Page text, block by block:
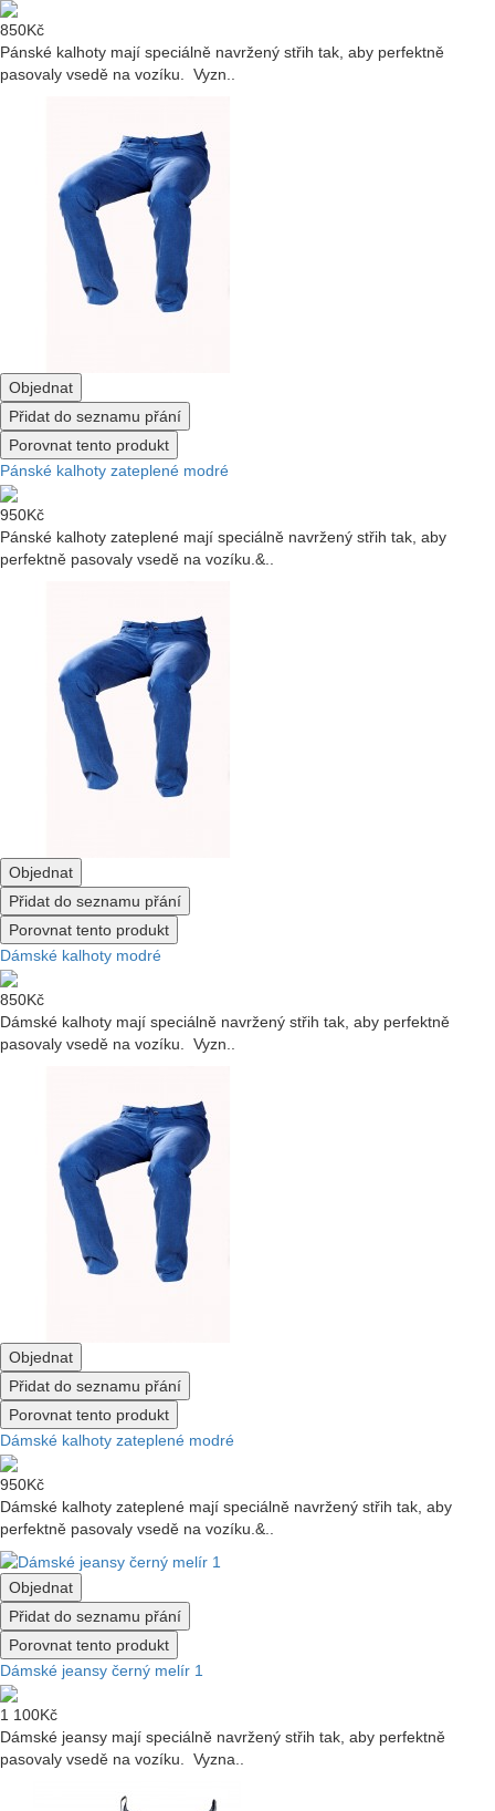
850Kč
Pánské kalhoty mají speciálně navržený střih tak, aby perfektně
pasovaly vsedě na vozíku. Vyzn..
Objednat
Přidat do seznamu přání
Porovnat tento produkt
Pánské kalhoty zateplené modré
950Kč
Pánské kalhoty zateplené mají speciálně navržený střih tak, aby
perfektně pasovaly vsedě na vozíku.&..
Objednat
Přidat do seznamu přání
Porovnat tento produkt
Dámské kalhoty modré
850Kč
Dámské kalhoty mají speciálně navržený střih tak, aby perfektně
pasovaly vsedě na vozíku. Vyzn..
Objednat
Přidat do seznamu přání
Porovnat tento produkt
Dámské kalhoty zateplené modré
950Kč
Dámské kalhoty zateplené mají speciálně navržený střih tak, aby
perfektně pasovaly vsedě na vozíku.&..
Objednat
Přidat do seznamu přání
Porovnat tento produkt
Dámské jeansy černý melír 1
1 100Kč
Dámské jeansy mají speciálně navržený střih tak, aby perfektně
pasovaly vsedě na vozíku. Vyzna..